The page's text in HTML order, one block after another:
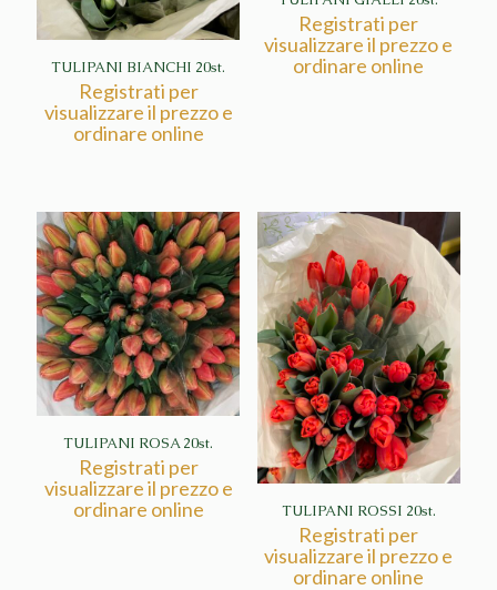
TULIPANI BIANCHI 20st.
Registrati per
visualizzare il prezzo e
ordinare online
Registrati per
visualizzare il prezzo e
ordinare online
TULIPANI ROSA 20st.
Registrati per
visualizzare il prezzo e
ordinare online
TULIPANI ROSSI 20st.
Registrati per
visualizzare il prezzo e
ordinare online